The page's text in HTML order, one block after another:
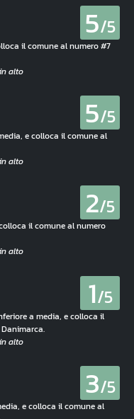
5/5
il comune al numero #7
5/5
e colloca il comune al
2/5
il comune al numero
1/5
a media, e colloca il
3/5
e colloca il comune al